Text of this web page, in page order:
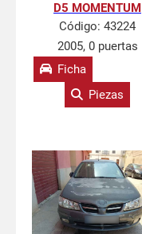
D5 MOMENTUM
Código: 43224
2005, 0 puertas
Ficha
Piezas